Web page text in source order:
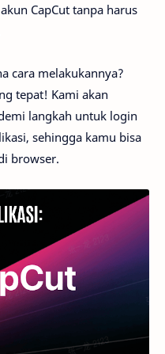
CapCut tanpa harus
cara melakukannya?
tepat! Kami akan
langkah untuk login
sehingga kamu bisa
browser.